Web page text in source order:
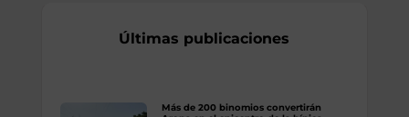
Últimas publicaciones
Más de 200 binomios convertirán